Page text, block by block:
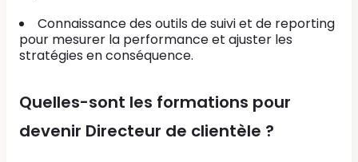
Connaissance des outils de suivi et de reporting
pour mesurer la performance et ajuster les
stratégies en conséquence.
Quelles-sont les formations pour
devenir Directeur de clientèle ?